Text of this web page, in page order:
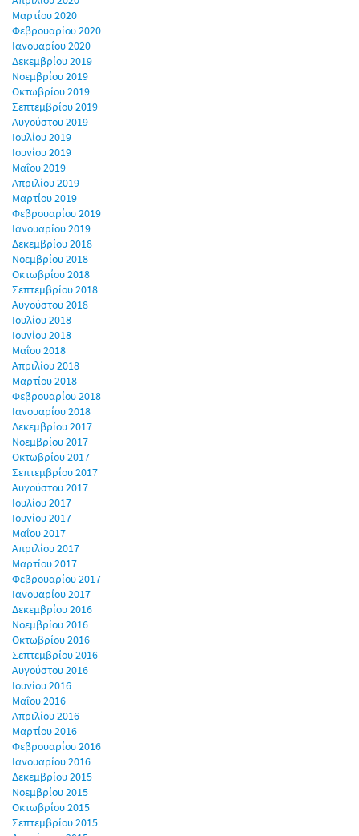
Μαρτίου 2020
Φεβρουαρίου 2020
Ιανουαρίου 2020
Δεκεμβρίου 2019
Νοεμβρίου 2019
Οκτωβρίου 2019
Σεπτεμβρίου 2019
Αυγούστου 2019
Ιουλίου 2019
Ιουνίου 2019
Μαΐου 2019
Απριλίου 2019
Μαρτίου 2019
Φεβρουαρίου 2019
Ιανουαρίου 2019
Δεκεμβρίου 2018
Νοεμβρίου 2018
Οκτωβρίου 2018
Σεπτεμβρίου 2018
Αυγούστου 2018
Ιουλίου 2018
Ιουνίου 2018
Μαΐου 2018
Απριλίου 2018
Μαρτίου 2018
Φεβρουαρίου 2018
Ιανουαρίου 2018
Δεκεμβρίου 2017
Νοεμβρίου 2017
Οκτωβρίου 2017
Σεπτεμβρίου 2017
Αυγούστου 2017
Ιουλίου 2017
Ιουνίου 2017
Μαΐου 2017
Απριλίου 2017
Μαρτίου 2017
Φεβρουαρίου 2017
Ιανουαρίου 2017
Δεκεμβρίου 2016
Νοεμβρίου 2016
Οκτωβρίου 2016
Σεπτεμβρίου 2016
Αυγούστου 2016
Ιουνίου 2016
Μαΐου 2016
Απριλίου 2016
Μαρτίου 2016
Φεβρουαρίου 2016
Ιανουαρίου 2016
Δεκεμβρίου 2015
Νοεμβρίου 2015
Οκτωβρίου 2015
Σεπτεμβρίου 2015